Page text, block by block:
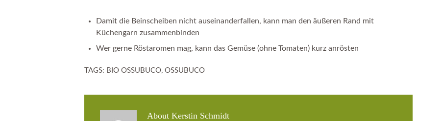
Damit die Beinscheiben nicht auseinanderfallen, kann man den äußeren Rand mit
Küchengarn zusammenbinden
Wer gerne Röstaromen mag, kann das Gemüse (ohne Tomaten) kurz anrösten
TAGS: BIO OSSUBUCO, OSSUBUCO
AboutKerstin Schmidt